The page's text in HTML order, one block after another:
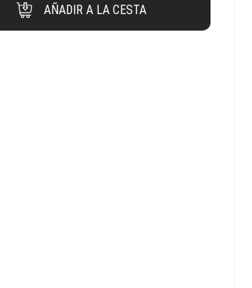
AÑADIR A LA CESTA